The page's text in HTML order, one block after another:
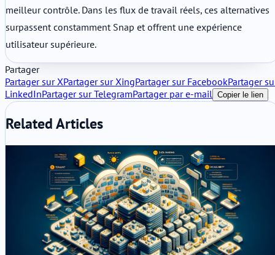
meilleur contrôle. Dans les flux de travail réels, ces alternatives
surpassent constamment Snap et offrent une expérience
utilisateur supérieure.
Partager
Partager sur XPartager sur XingPartager sur FacebookPartager
LinkedInPartager sur TelegramPartager par e-mail Copier le lien
Related Articles